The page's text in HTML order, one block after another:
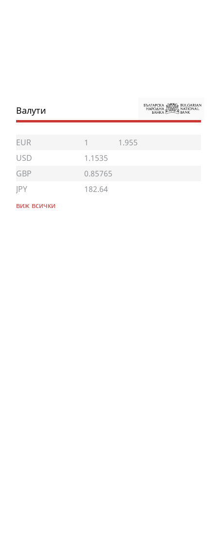
Валути
EUR 1
1.955
USD
1.1535
GBP
0.85765
JPY
182.64
виж всички